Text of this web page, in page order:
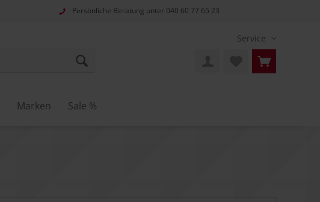
Persönliche Beratung unter 040 60 77 65 23
Service
Marken Sale %